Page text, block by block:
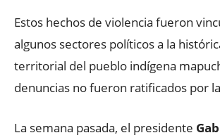
Estos hechos de violencia fueron
algunos sectores políticos a la
territorial del pueblo indígena
denuncias no fueron ratificados por
La semana pasada, el presidente